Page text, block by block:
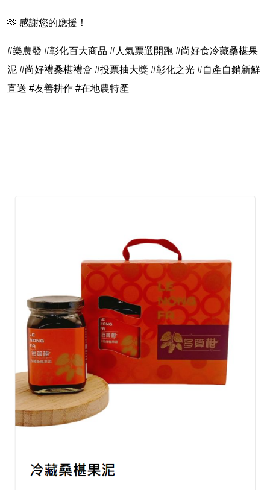
🫶 感謝您的應援！
#樂農發 #彰化百大商品 #人氣票選開跑 #尚好食冷藏桑椹果
泥 #尚好禮桑椹禮盒 #投票抽大獎 #彰化之光 #自產自銷新鮮
直送 #友善耕作 #在地農特產